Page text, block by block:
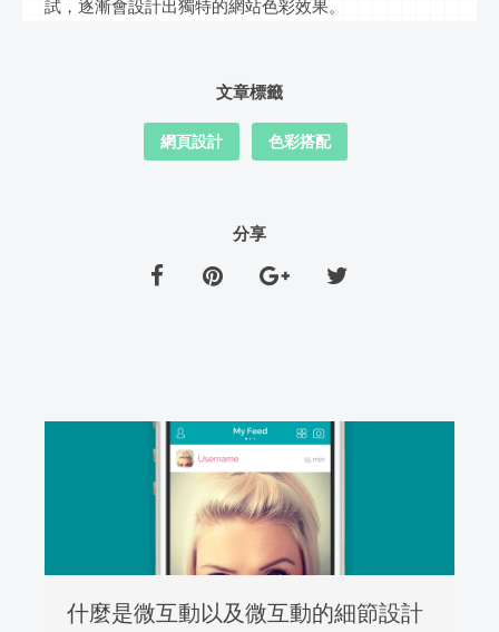
試，逐漸會設計出獨特的網站色彩效果。
文章標籤
網頁設計 色彩搭配
分享
什麼是微互動以及微互動的細節設計